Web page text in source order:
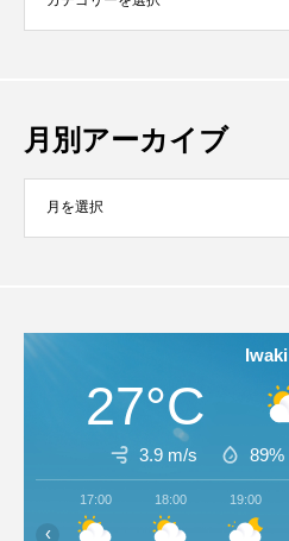
月別アーカイブ
ブ
Iwaki
27°C
3.9 m/s 89%
17:00 18:00 19:00
‹